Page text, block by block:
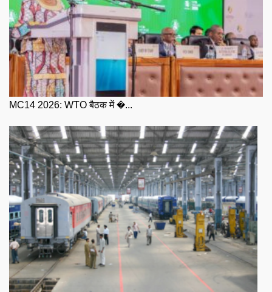
MC14 2026: WTO बैठक में �...